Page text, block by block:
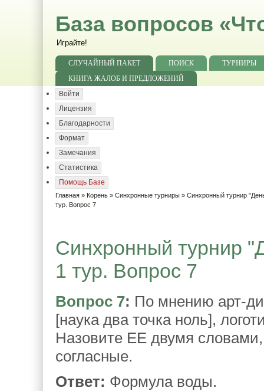
База вопросов
Играйте!
СЛУЧАЙНЫЙ ПАКЕТ ПОИСК
ТУРНИРЫ
КНИГА ЖАЛОБ И ПРЕДЛОЖЕНИЙ
Войти
Лицензия
Благодарности
Формат
Замечания
Статистика
Помощь Базе
Главная » Корень » Синхронные турниры » Синхронный турнир
тур. Вопрос 7
Синхронный турнир
1 тур. Вопрос 7
Вопрос 7: По мнению арт-
[наука два точка ноль],
Назовите ЕЕ двумя
согласные.
Ответ: Формула воды.